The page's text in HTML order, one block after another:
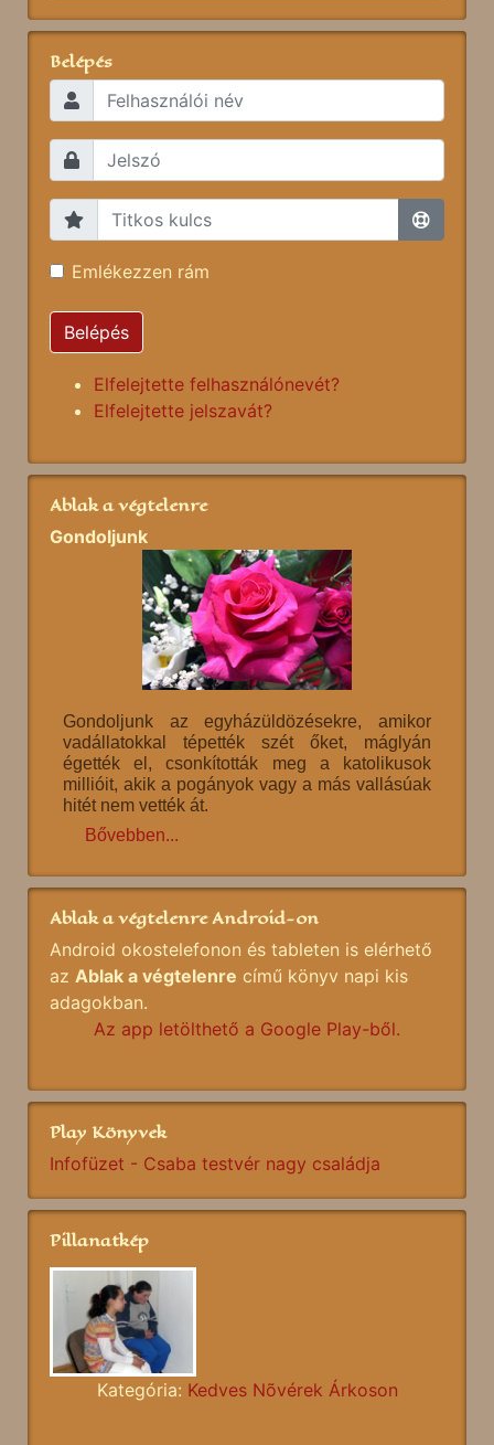
Belépés
Emlékezzen rám
Belépés
Elfelejtette felhasználónevét?
Elfelejtette jelszavát?
Ablak a végtelenre
Gondoljunk
Gondoljunk az egyházüldözésekre, amikor
vadállatokkal tépették szét őket, máglyán
égették el, csonkították meg a katolikusok
millióit, akik a pogányok vagy a más vallásúak
hitét nem vették át.
Bővebben...
Ablak a végtelenre Android-on
Android okostelefonon és tableten is elérhető
az Ablak a végtelenre című könyv napi kis
adagokban.
Az app letölthető a Google Play-ből.
Play Könyvek
Infofüzet - Csaba testvér nagy családja
Pillanatkép
Kategória: Kedves Nõvérek Árkoson